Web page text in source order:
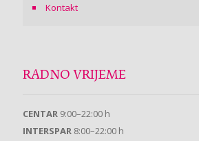
Kontakt
RADNO VRIJEME
CENTAR 9:00–22:00 h
INTERSPAR 8:00–22:00 h